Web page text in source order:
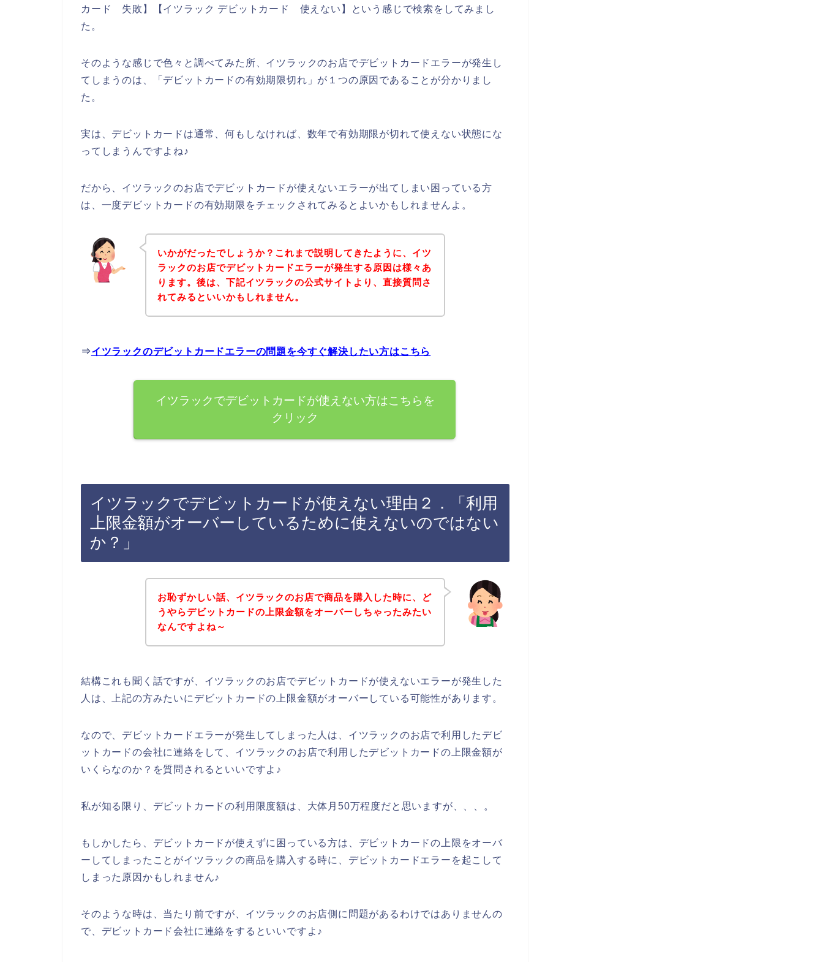
カード 失敗】【イツラック デビットカード 使えない】という感じで検索をしてみまし
た。
そのような感じで色々と調べてみた所、イツラックのお店でデビットカードエラーが発生し
てしまうのは、「デビットカードの有効期限切れ」が１つの原因であることが分かりまし
た。
実は、デビットカードは通常、何もしなければ、数年で有効期限が切れて使えない状態にな
ってしまうんですよね♪
だから、イツラックのお店でデビットカードが使えないエラーが出てしまい困っている方
は、一度デビットカードの有効期限をチェックされてみるとよいかもしれませんよ。
いかがだったでしょうか？これまで説明してきたように、イツ
ラックのお店でデビットカードエラーが発生する原因は様々あ
ります。後は、下記イツラックの公式サイトより、直接質問さ
れてみるといいかもしれません。
⇒イツラックのデビットカードエラーの問題を今すぐ解決したい方はこちら
イツラックでデビットカードが使えない方はこちらを
クリック
イツラックでデビットカードが使えない理由２．「利用
上限金額がオーバーしているために使えないのではない
か？」
お恥ずかしい話、イツラックのお店で商品を購入した時に、ど
うやらデビットカードの上限金額をオーバーしちゃったみたい
なんですよね～
結構これも聞く話ですが、イツラックのお店でデビットカードが使えないエラーが発生した
人は、上記の方みたいにデビットカードの上限金額がオーバーしている可能性があります。
なので、デビットカードエラーが発生してしまった人は、イツラックのお店で利用したデビ
ットカードの会社に連絡をして、イツラックのお店で利用したデビットカードの上限金額が
いくらなのか？を質問されるといいですよ♪
私が知る限り、デビットカードの利用限度額は、大体月50万程度だと思いますが、、、。
もしかしたら、デビットカードが使えずに困っている方は、デビットカードの上限をオーバ
ーしてしまったことがイツラックの商品を購入する時に、デビットカードエラーを起こして
しまった原因かもしれません♪
そのような時は、当たり前ですが、イツラックのお店側に問題があるわけではありませんの
で、デビットカード会社に連絡をするといいですよ♪